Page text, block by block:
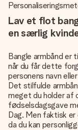
Lav et flot
en særlig
Bangle armbånd er
når du får dette
personens navn
Det stilfulde
meget du holder af
fødselsdagsgave
Dag. Men faktisk
da du kan